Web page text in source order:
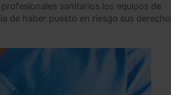
sanitarios los equipos de
de haber puesto en riesgo sus